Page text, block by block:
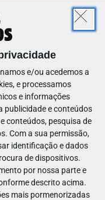
e/ou acedemos a
e processamos
e informações
publicidade e conteúdos
conteúdos, pesquisa de
Com a sua permissão,
identificação e dados
de dispositivos.
por nossa parte e
descrito acima.
mais pormenorizadas
11